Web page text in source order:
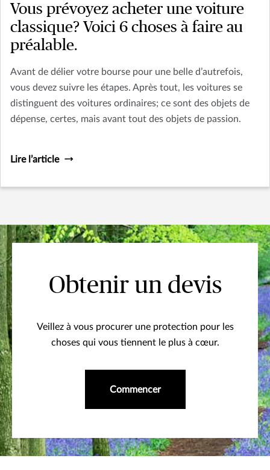
Vous prévoyez acheter une voiture
classique? Voici 6 choses à faire au
préalable.
Avant de délier votre bourse pour une belle d’autrefois,
vous devez suivre les étapes. Après tout, les voitures se
distinguent des voitures ordinaires; ce sont des objets de
dépense, certes, mais avant tout des objets de passion.
Lire l’article
Obtenir un devis
Veillez à vous procurer une protection pour les
choses qui vous tiennent le plus à cœur.
Commencer